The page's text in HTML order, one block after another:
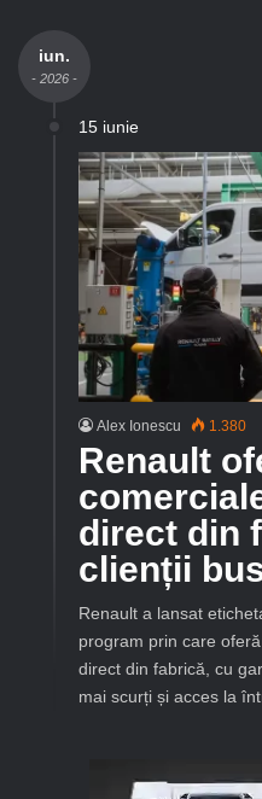
iun.
- 2026 -
15 iunie
Alex Ionescu 1.380
Renault
direct din
clienții
Renault a lansat
program prin care
direct din fabrică, cu
mai scurți și acces la